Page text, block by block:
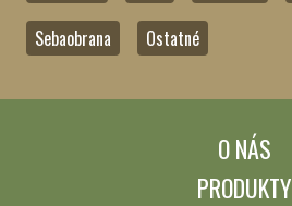
Sebaobrana
Ostatné
O NÁS
PRODUKTY